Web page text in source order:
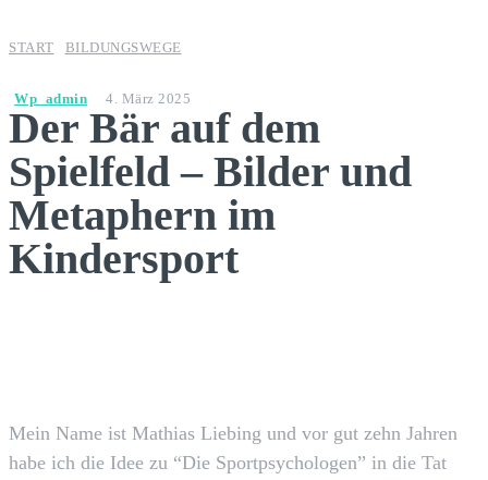
START BILDUNGSWEGE
Wp_admin 4. März 2025
Der Bär auf dem
Spielfeld – Bilder und
Metaphern im
Kindersport
Mein Name ist Mathias Liebing und vor gut zehn Jahren
habe ich die Idee zu “Die Sportpsychologen” in die Tat